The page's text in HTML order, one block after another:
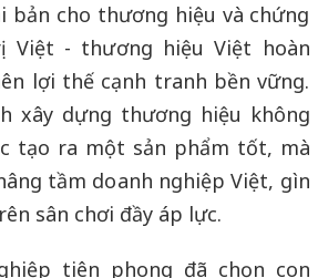
bản cho thương hiệu và chứng
Việt - thương hiệu Việt hoàn
lợi thế cạnh tranh bền vững.
xây dựng thương hiệu không
tạo ra một sản phẩm tốt, mà
tầm doanh nghiệp Việt, gìn
sân chơi đầy áp lực.
tiên phong đã chọn con